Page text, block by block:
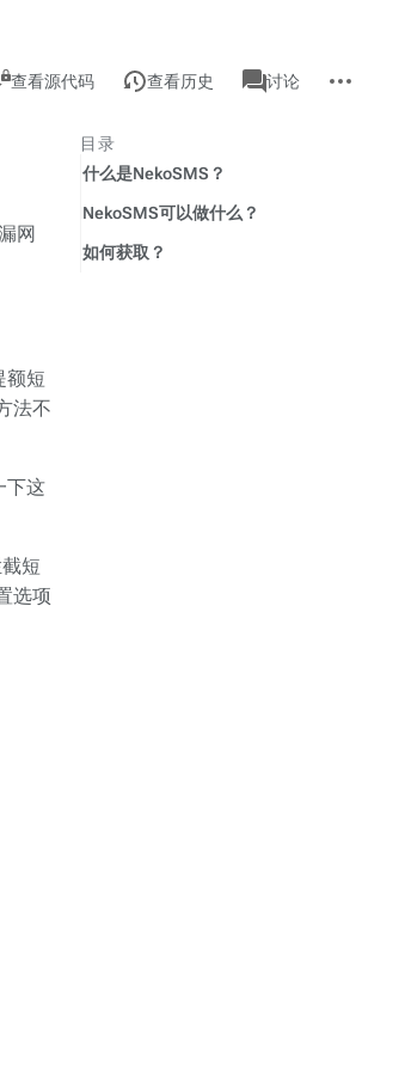
查看源代码 查看历史
associated-
pages讨论
网
额短
法不
下这
短
选项
目录
什么是NekoSMS？
NekoSMS可以做什么？
如何获取？